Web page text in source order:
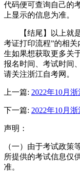
代码便可查询自己的
上显示的信息为准。
【结尾】以上就是
考证打印流程”的相
生如果想获取更多关
报名时间、考试时间
请关注浙江自考网。
上一篇: 2022年10月
下一篇: 2022年10月
声明：
（一）由于考试政策
所提供的考试信息仅
准。